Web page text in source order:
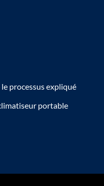
processus expliqué
portable